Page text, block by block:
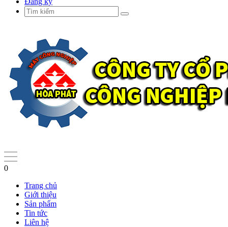
0
Trang chủ
Giới thiệu
Sản phẩm
Tin tức
Liên hệ